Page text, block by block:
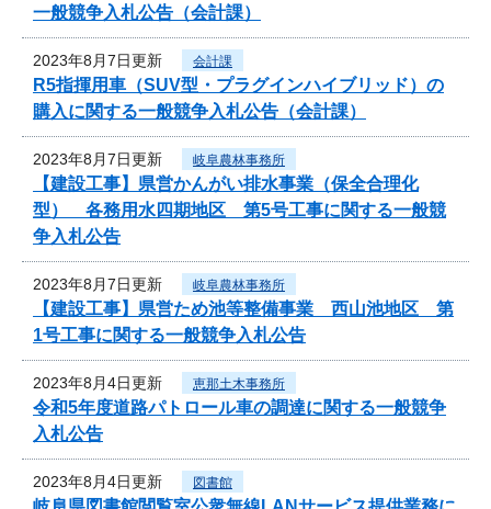
一般競争入札公告（会計課）
2023年8月7日更新 会計課
R5指揮用車（SUV型・プラグインハイブリッド）の
購入に関する一般競争入札公告（会計課）
2023年8月7日更新 岐阜農林事務所
【建設工事】県営かんがい排水事業（保全合理化
型） 各務用水四期地区 第5号工事に関する一般競
争入札公告
2023年8月7日更新 岐阜農林事務所
【建設工事】県営ため池等整備事業 西山池地区 第
1号工事に関する一般競争入札公告
2023年8月4日更新 恵那土木事務所
令和5年度道路パトロール車の調達に関する一般競争
入札公告
2023年8月4日更新 図書館